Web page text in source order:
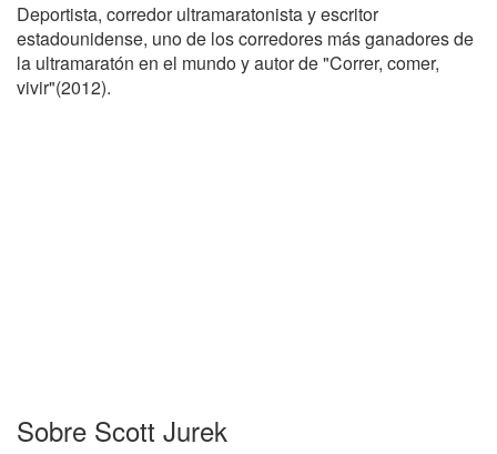
Deportista, corredor ultramaratonista y escritor
estadounidense, uno de los corredores más ganadores de
la ultramaratón en el mundo y autor de "Correr, comer,
vivir"(2012).
Sobre Scott Jurek